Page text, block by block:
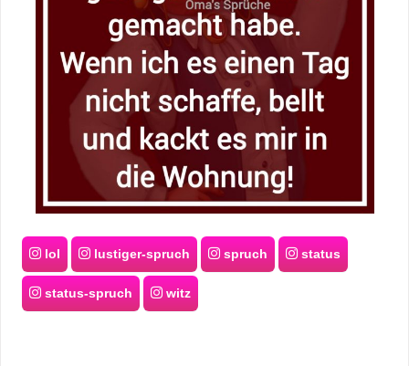
lol lustiger-spruch spruch status
status-spruch witz